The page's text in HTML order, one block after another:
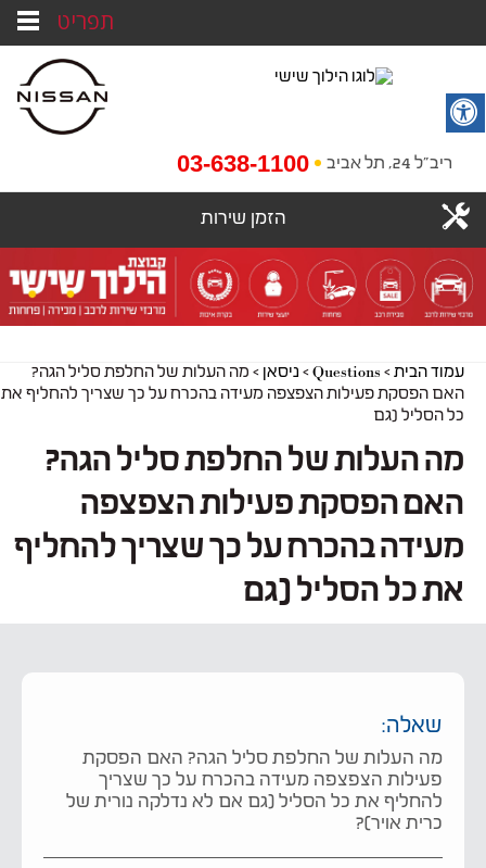
03-638-1100 ריב"ל 24, תל אביב
הזמן שירות
עמוד הבית>
Questions
> ניסאן > מה העלות של החלפת סליל הגה?
האם הפסקת פעילות הצפצפה מעידה בהכרח על כך שצריך להחליף את
כל הסליל (גם
מה העלות של החלפת סליל הגה?
האם הפסקת פעילות הצפצפה
מעידה בהכרח על כך שצריך להחליף
את כל הסליל (גם
שאלה:
מה העלות של החלפת סליל הגה? האם הפסקת
פעילות הצפצפה מעידה בהכרח על כך שצריך
להחליף את כל הסליל (גם אם לא נדלקה נורית של
כרית אויר)?
תפריט